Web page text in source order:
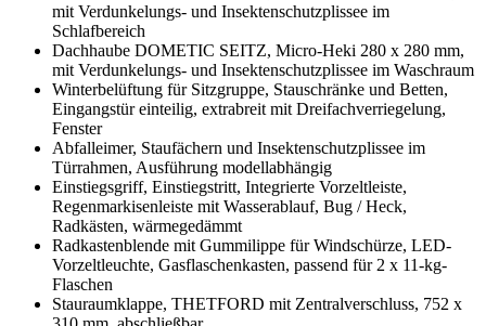
mit Verdunkelungs- und Insektenschutzplissee im
Schlafbereich
Dachhaube DOMETIC SEITZ, Micro-Heki 280 x 280 mm,
mit Verdunkelungs- und Insektenschutzplissee im Waschraum
Winterbelüftung für Sitzgruppe, Stauschränke und Betten,
Eingangstür einteilig, extrabreit mit Dreifachverriegelung,
Fenster
Abfalleimer, Staufächern und Insektenschutzplissee im
Türrahmen, Ausführung modellabhängig
Einstiegsgriff, Einstiegstritt, Integrierte Vorzeltleiste,
Regenmarkisenleiste mit Wasserablauf, Bug / Heck,
Radkästen, wärmegedämmt
Radkastenblende mit Gummilippe für Windschürze, LED-
Vorzeltleuchte, Gasflaschenkasten, passend für 2 x 11-kg-
Flaschen
Stauraumklappe, THETFORD mit Zentralverschluss, 752 x